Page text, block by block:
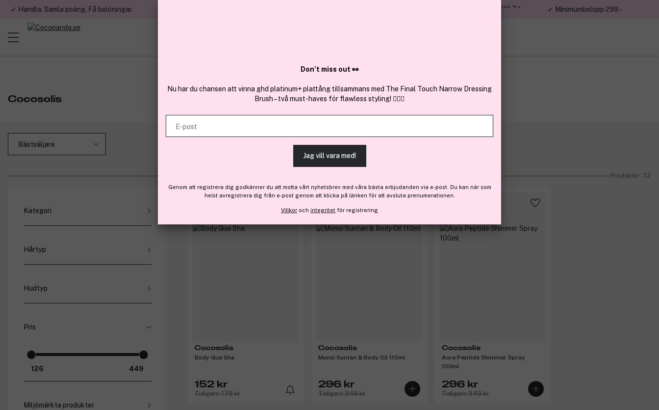
✓ Handla. Samla poäng. Få belöningar.
✓ Över 1,5 miljon kunder – Trustpilot 4,7
✓ Minimumbelopp 299,-
Cocosolis
Produkter: 32
Kategori
Hudvård (
Hårtyp
Blont och blekt hår (4)
Fint och tunt hår (
Normalt hår (
Hudtyp
Fet hud (16)
Mogen hud (
Känslig hud (
Pris
Miljömärkta produkter
Cocosolis
Body Gua Sha
152 kr
Tidigare 179 kr
Cocosolis
Monoi Suntan & Body Oil 110ml
296 kr
Tidigare 349 kr
Cocosolis
Aura Peptide Shimmer Spray
100ml
296 kr
Tidigare 349 kr
Don’t miss out 👀
Nu har du chansen att vinna ghd platinum+ plattång tillsammans med The Final Touch Narrow Dressing
Brush – två must-haves för flawless styling! 💇‍♀️✨
E-post
Jag vill vara med!
Genom att registrera dig godkänner du att motta vårt nyhetsbrev med våra bästa erbjudanden via e-post. Du kan när som
helst avregistrera dig från e-post genom att klicka på länken för att avsluta prenumerationen.
Villkor och integritet för registrering